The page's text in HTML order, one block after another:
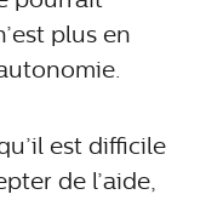
plus en
est difficile
de l’aide,